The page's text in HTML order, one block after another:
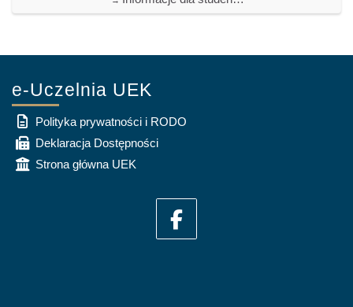
e-Uczelnia UEK
Polityka prywatności i RODO
Deklaracja Dostępności
Strona główna UEK